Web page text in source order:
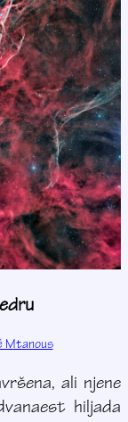
Mtanous
ali njene
hiljada